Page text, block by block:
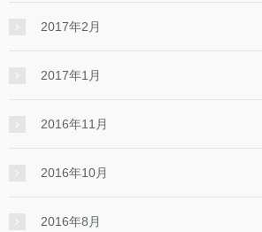
2017年2月
2017年1月
2016年11月
2016年10月
2016年8月